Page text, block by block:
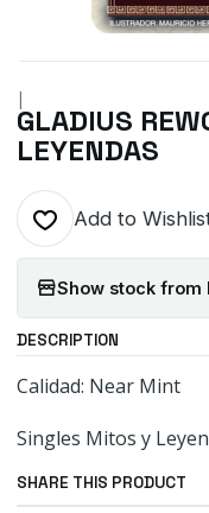
|
GLADIUS
LEYENDAS
Add to
Show stock from
DESCRIPTION
Calidad: Near Mint
Singles Mitos y
SHARE THIS PRODUCT